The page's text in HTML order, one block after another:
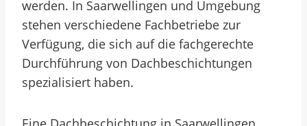
werden. In Saarwellingen und Umgebung
stehen verschiedene Fachbetriebe zur
Verfügung, die sich auf die fachgerechte
Durchführung von Dachbeschichtungen
spezialisiert haben.